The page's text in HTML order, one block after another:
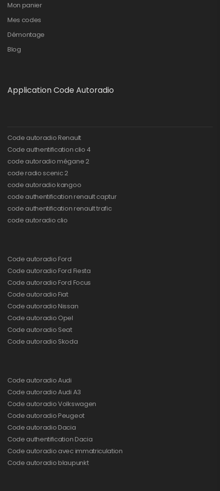
Mon panier
Mes codes
Démontage
Blog
Application Code Autoradio
Code autoradio Renault
Code authentification clio 4
code autoradio mégane 2
code radio scenic 2
code autoradio kangoo
code authentification renault captur
code authentification renault trafic
code autoradio clio
Code autoradio Ford
Code autoradio Ford Fiesta
Code autoradio Ford Focus
Code autoradio Fiat
Code autoradio Nissan
Code autoradio Opel
Code autoradio Seat
Code autoradio Skoda
Code autoradio Audi
Code autoradio Audi A3
Code autoradio Volkswagen
Code autoradio Peugeot
Code autoradio Dacia
Code authentification Dacia
Code autoradio avec immatriculation
Code autoradio blaupunkt